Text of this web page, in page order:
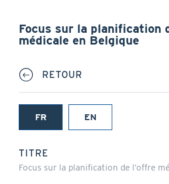
Focus sur la planification
médicale en Belgique
RETOUR
FR
(onglet
EN
TITRE
Focus sur la planification de l’offre